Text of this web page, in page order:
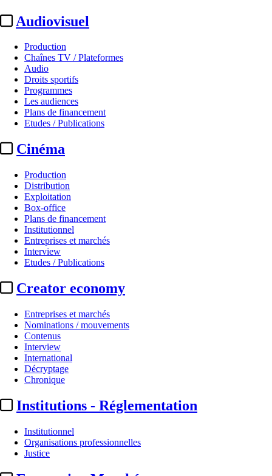
Audiovisuel
Production
Chaînes TV / Plateformes
Audio
Droits sportifs
Programmes
Les audiences
Plans de financement
Etudes / Publications
Cinéma
Production
Distribution
Exploitation
Box-office
Plans de financement
Institutionnel
Entreprises et marchés
Interview
Etudes / Publications
Creator economy
Entreprises et marchés
Nominations / mouvements
Contenus
Interview
International
Décryptage
Chronique
Institutions - Réglementation
Institutionnel
Organisations professionnelles
Justice